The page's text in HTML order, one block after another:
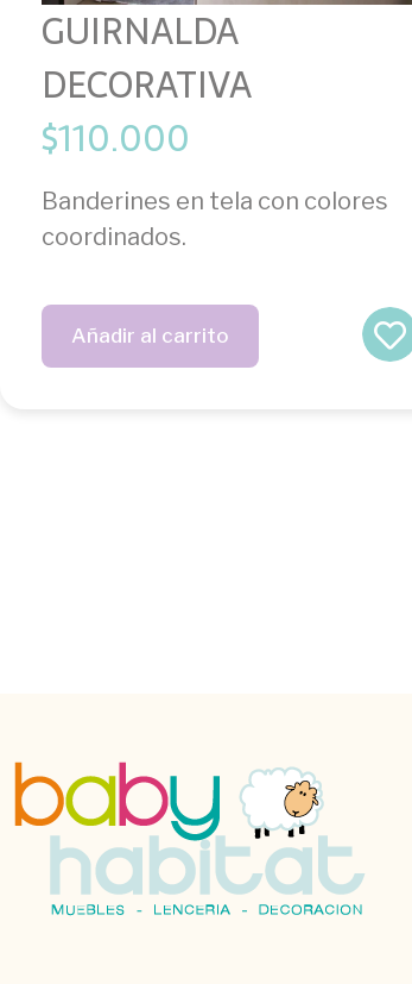
GUIRNALDA
DECORATIVA
$110.000
Banderines en tela con colores
coordinados.
Añadir al carrito